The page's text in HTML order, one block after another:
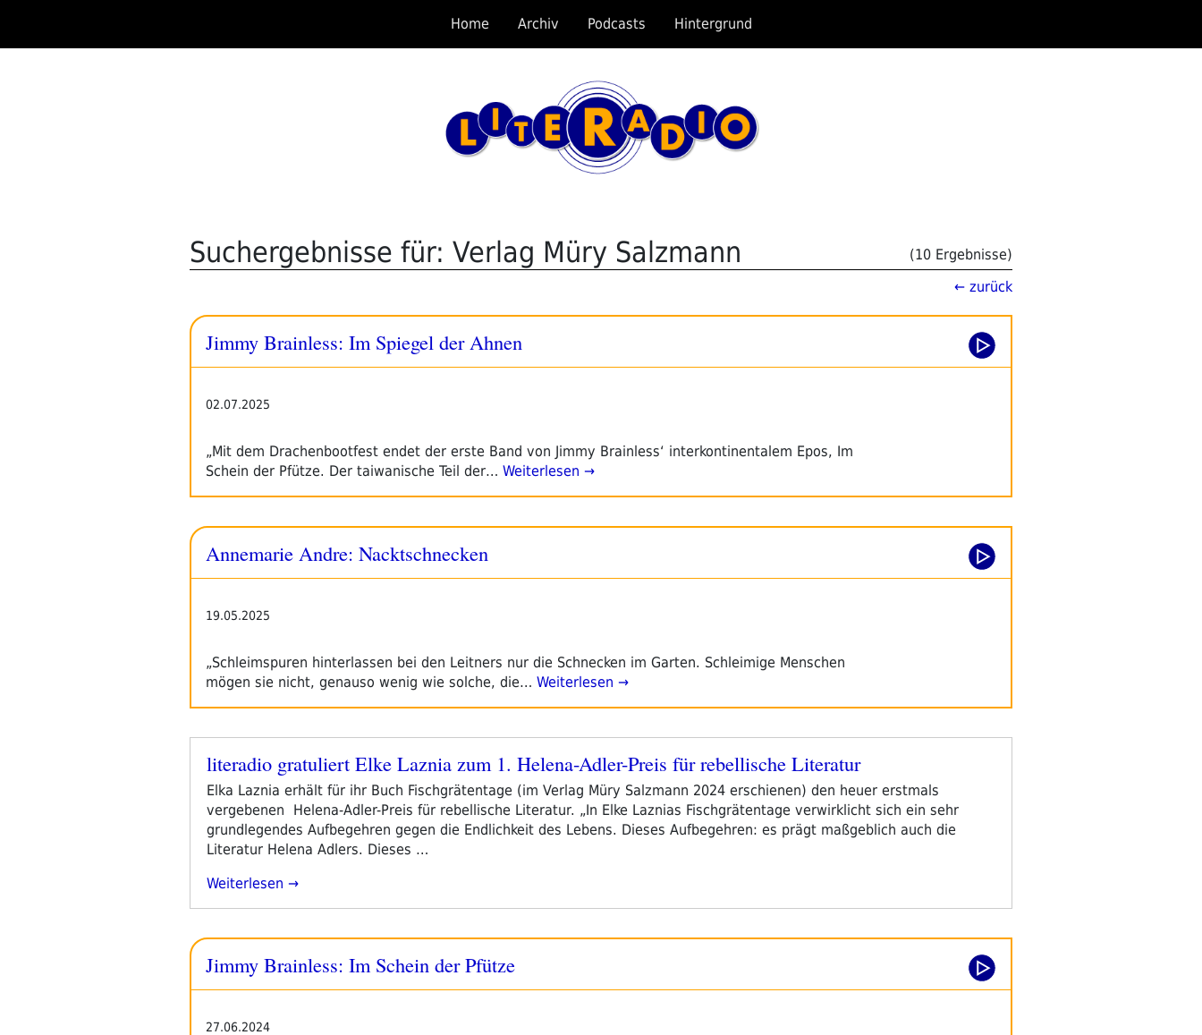
springen
Home Archiv Podcasts Hintergrund
Suchergebnisse für: Verlag Müry Salzmann
(10 Ergebnisse)
← zurück
Jimmy Brainless: Im Spiegel der Ahnen
02.07.2025
„Mit dem Drachenbootfest endet der erste Band von Jimmy Brainless‘ interkontinentalem Epos, Im
Schein der Pfütze. Der taiwanische Teil der… Weiterlesen →
Annemarie Andre: Nacktschnecken
19.05.2025
„Schleimspuren hinterlassen bei den Leitners nur die Schnecken im Garten. Schleimige Menschen
mögen sie nicht, genauso wenig wie solche, die… Weiterlesen →
Veröffentlicht
am
literadio gratuliert Elke Laznia zum 1. Helena-Adler-Preis für rebellische Literatur
Elka Laznia erhält für ihr Buch Fischgrätentage (im Verlag Müry Salzmann 2024 erschienen) den heuer erstmals
vergebenen Helena-Adler-Preis für rebellische Literatur. „In Elke Laznias Fischgrätentage verwirklicht sich ein sehr
grundlegendes Aufbegehren gegen die Endlichkeit des Lebens. Dieses Aufbegehren: es prägt maßgeblich auch die
Literatur Helena Adlers. Dieses …
„literadio
Laznia
Zum
Adler-
Weiterlesen
Jimmy Brainless: Im Schein der Pfütze
27.06.2024